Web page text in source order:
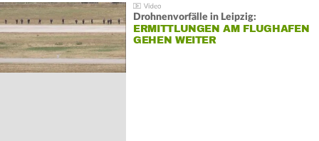
Drohnenvorfälle in Leipzig:
ERMITTLUNGEN AM FLUGHAFEN
GEHEN WEITER